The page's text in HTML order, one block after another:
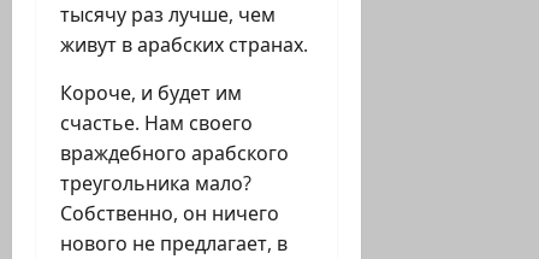
тысячу раз лучше, чем
живут в арабских странах.
Короче, и будет им
счастье. Нам своего
враждебного арабского
треугольника мало?
Собственно, он ничего
нового не предлагает, в